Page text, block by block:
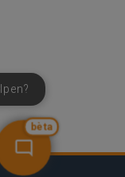
bèta